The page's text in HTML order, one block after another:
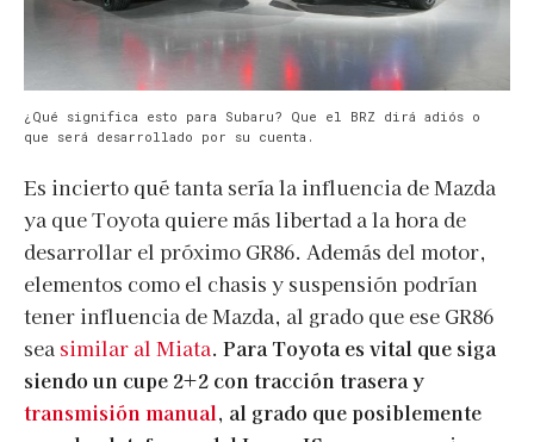
¿Qué significa esto para Subaru? Que el BRZ dirá adiós o
que será desarrollado por su cuenta.
Es incierto qué tanta sería la influencia de Mazda
ya que Toyota quiere más libertad a la hora de
desarrollar el próximo GR86. Además del motor,
elementos como el chasis y suspensión podrían
tener influencia de Mazda, al grado que ese GR86
seasimilar al Miata. Para Toyota es vital que siga
siendo un cupe 2+2 con tracción trasera y
transmisión manual, al grado que posiblemente